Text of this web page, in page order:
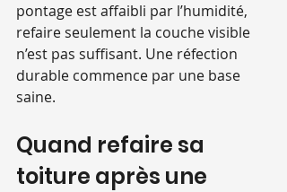
pontage est affaibli par l’humidité,
refaire seulement la couche visible
n’est pas suffisant. Une réfection
durable commence par une base
saine.
Quand refaire sa
toiture après une